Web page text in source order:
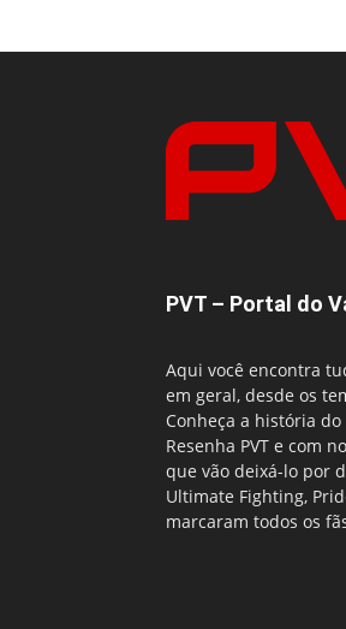
PVT – Portal do
Aqui você encontra
em geral, desde os
Conheça a história
Resenha PVT e com
que vão deixá-lo por
Ultimate Fighting,
marcaram todos os